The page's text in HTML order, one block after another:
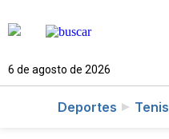
6 de agosto de 2026
Deportes Tenis